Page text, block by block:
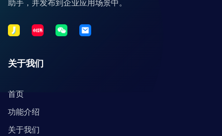
助手，并发布到企业应用场景中。
关于我们
首页
功能介绍
关于我们